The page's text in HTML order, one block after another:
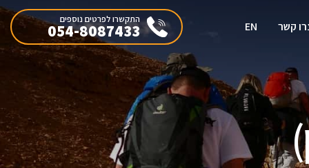
קשר EN
התקשרו לפרטים נוספים
054-8087433